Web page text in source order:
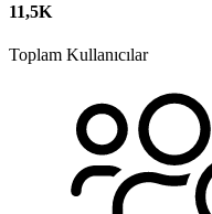
11,5K
Toplam Kullanıcılar